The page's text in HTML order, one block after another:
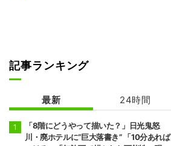
記事ランキング
最新 24時間
「8階にどうやって描いた？」日光鬼怒
川・廃ホテルに“巨大落書き” 「10分あれば